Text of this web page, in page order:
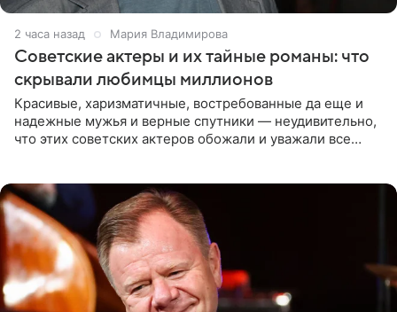
2 часа назад Мария Владимирова
Советские актеры и их тайные романы: что
скрывали любимцы миллионов
Красивые, харизматичные, востребованные да еще и
надежные мужья и верные спутники — неудивительно,
что этих советских актеров обожали и уважали все